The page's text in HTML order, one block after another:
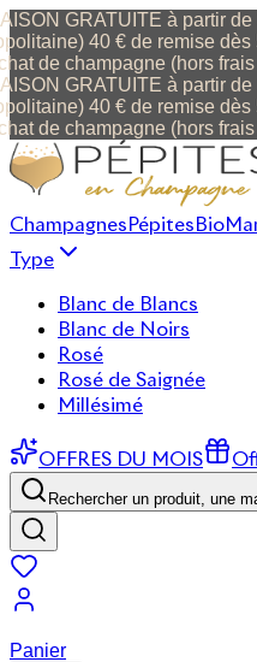
GRATUITE à partir de
40 € de remise dès
de champagne (hors frais
GRATUITE à partir de
40 € de remise dès
de champagne (hors frais
ChampagnesPépitesBio
Type
Blanc de Blancs
Blanc de Noirs
Rosé
Rosé de Saignée
Millésimé
OFFRES DU MOIS
Rechercher un produit, une
Panier